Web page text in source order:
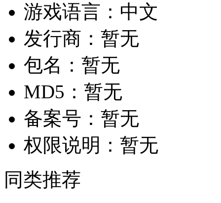
游戏语言： 中文
发行商： 暂无
包名： 暂无
MD5： 暂无
备案号： 暂无
权限说明： 暂无
同类推荐